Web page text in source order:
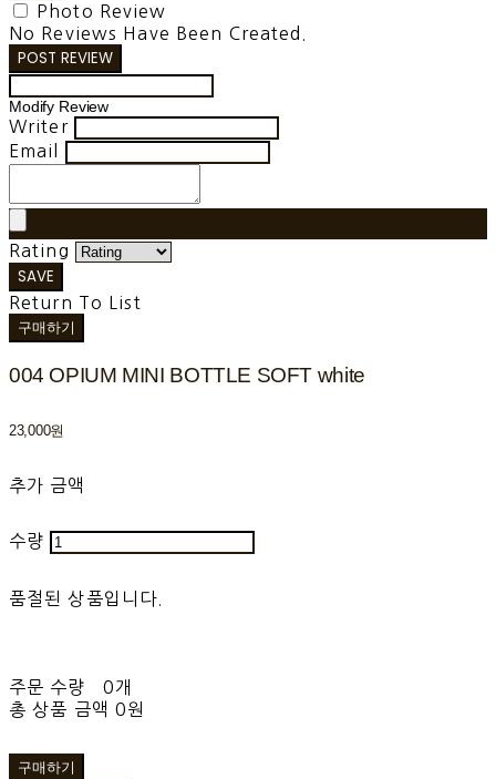
Photo Review
No Reviews Have Been Created.
POST REVIEW
Modify Review
Writer
Email
Rating
SAVE
Return To List
구매하기
004 OPIUM MINI BOTTLE SOFT white
23,000원
추가 금액
수량
품절된 상품입니다.
주문 수량
0개
총 상품 금액 0원
구매하기